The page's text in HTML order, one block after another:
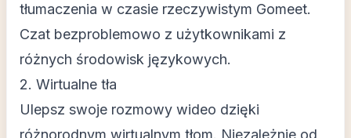
tłumaczenia w czasie rzeczywistym Gomeet.
Czat bezproblemowo z użytkownikami z
różnych środowisk językowych.
2. Wirtualne tła
Ulepsz swoje rozmowy wideo dzięki
różnorodnym wirtualnym tłom. Niezależnie od